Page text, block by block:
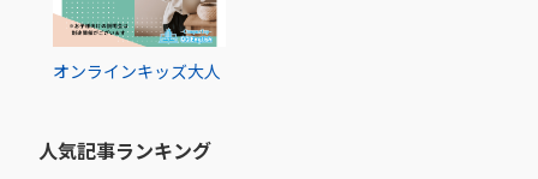
オンラインキッズ大人
人気記事ランキング​